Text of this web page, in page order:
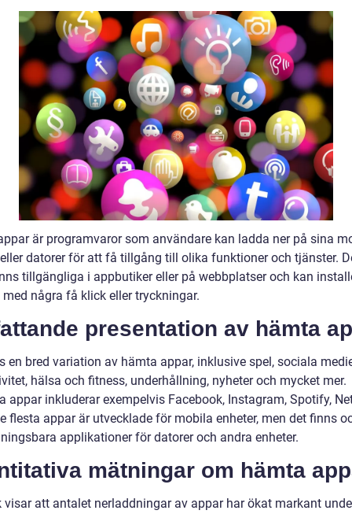
är programvaror som användare kan ladda ner på sina
datorer för att få tillgång till olika funktioner och tjänster.
tillgängliga i appbutiker eller på webbplatser och kan
med några få klick eller tryckningar.
presentation av hämta
en bred variation av hämta appar, inklusive spel, sociala
hälsa och fitness, underhållning, nyheter och mycket mer.
appar inkluderar exempelvis Facebook, Instagram, Spotify,
flesta appar är utvecklade för mobila enheter, men det finns
applikationer för datorer och andra enheter.
mätningar om hämta
visar att antalet nerladdningar av appar har ökat markant